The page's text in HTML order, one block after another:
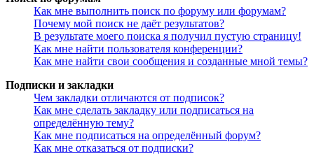
Как мне выполнить поиск по форуму или форумам?
Почему мой поиск не даёт результатов?
В результате моего поиска я получил пустую страницу!
Как мне найти пользователя конференции?
Как мне найти свои сообщения и созданные мной темы?
Подписки и закладки
Чем закладки отличаются от подписок?
Как мне сделать закладку или подписаться на
определённую тему?
Как мне подписаться на определённый форум?
Как мне отказаться от подписки?